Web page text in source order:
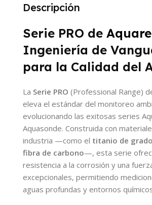
Descripción
Serie PRO de
Ingeniería de
para la Calidad del
La Serie PRO (Professional Range)
eleva el estándar del monitoreo
evolucionando las exitosas series
Aquasonde. Construida con
industria —como el titanio de
fibra de carbono—, esta serie
resistencia a la corrosión y una
excepcionales, permitiendo
aguas profundas y entornos